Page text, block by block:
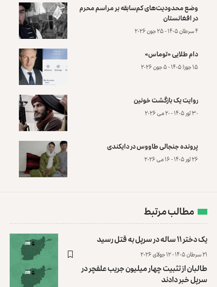
وضع محدودیت‌های کم‌سابقه بر مراسم محرم
در افغانستان
۴ سرطان ۱۴۰۵ - ۲۵ جون ۲۰۲۶
دام طلایی «توماس»
۱۵ جوزا ۱۴۰۵ - ۵ جون ۲۰۲۶
روایت یک بازگشت خونین
۳۰ ثور ۱۴۰۵ - ۲۰ می ۲۰۲۶
پرونده‌ جنجالی طاووس در دایکندی
۲۶ ثور ۱۴۰۵ - ۱۶ می ۲۰۲۶
مطالب مرتبط
یک دختر ۱۱ ساله در سرپل به قتل رسید
۲۱ سرطان ۱۴۰۵ - ۱۲ جولای ۲۰۲۶
طالبان از تثبیت چهار میلیون جریب علفچر در
سرپل خبر دادند